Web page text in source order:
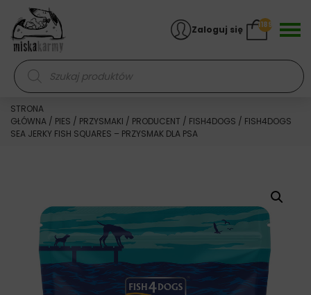
Skocz do treści
Wyszukiwarka produktów
Zaloguj się 1189
STRONA
GŁÓWNA / PIES / PRZYSMAKI / PRODUCENT / FISH4DOGS / FISH4DOGS
SEA JERKY FISH SQUARES – PRZYSMAK DLA PSA